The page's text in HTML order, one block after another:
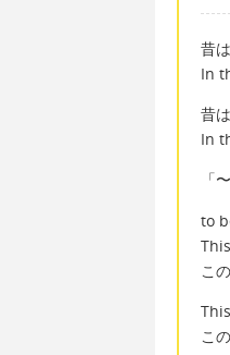
昔
In
昔
In
「
to
こ
こ